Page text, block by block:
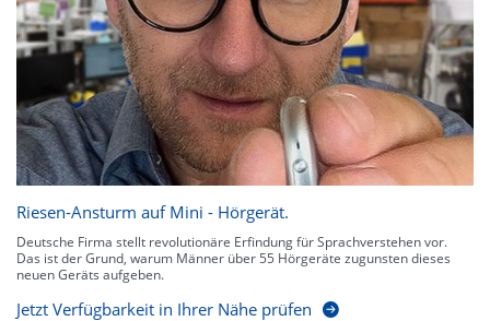
Riesen-Ansturm auf Mini - Hörgerät.
Deutsche Firma stellt revolutionäre Erfindung für Sprachverstehen vor.
Das ist der Grund, warum Männer über 55 Hörgeräte zugunsten dieses
neuen Geräts aufgeben.
Jetzt Verfügbarkeit in Ihrer Nähe prüfen